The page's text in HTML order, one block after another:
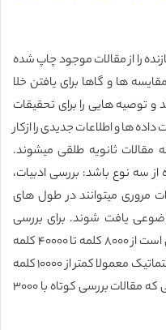
را از مقالات موجود چاپ شده
ها و گاها برای یافتن خلا
توصیه هایی را برای تحقیقات
داده ها و اطلاعات جدیدی را ازکار
مقالات ثانویه طلقی میشوند.
سه نوع باشد: بررسی ادبیات،
مروری میتوانند در طول های
یافت شوند. برای بررسی
روایات و یا بررسی ادبیات این طول ممکن است از ۸۰۰۰ کلمه تا ۴۰۰۰۰ کلمه
باشد، و این در حالی است که بررسی سیستماتیک معمولا کمتر از ۱۰۰۰۰ کلمه
طول دارند. در حالی که هستند ژورنالهایی که مقالات بررسی کوتاه با ۳۰۰۰